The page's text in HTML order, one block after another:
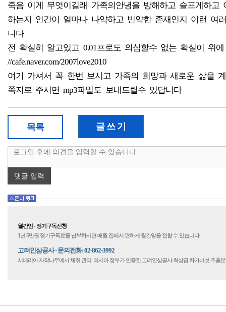
죽음 이게 무엇이길래 가족의안녕을 방해하고 슬프게하
하는지 인간이 얼마나 나약하고 빈약한 존재인지 이런 여
니다
전 확실히 알고있고 0.01프로도 의심할수 없는 확실이 위
//cafe.naver.com/2007love2010
여기 가셔서 꼭 한번 보시고 가족의 희망과 새로운 삶을
쪽지로 주시면 mp3파일도 보내드릴수 있답니다
목록 글 쓰 기
댓글 입력
월간암 - 정기구독신청
1년 5만원 정기구독료를 납부하시면 매월 집에서 편하게 월간암을 접할 수 있습니다.
고려인삼공사 - 문의전화: 02-862-3992
시베리아 자작나무에서 채취 관리, 러시아 정부가 인증한 고려인삼공사 최상급 차가버섯 추출